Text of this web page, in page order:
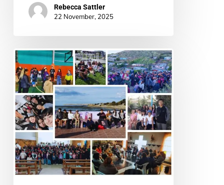
Rebecca Sattler
22 November, 2025
¿Y
si
Jesús
entrara
en
tu
universidad?